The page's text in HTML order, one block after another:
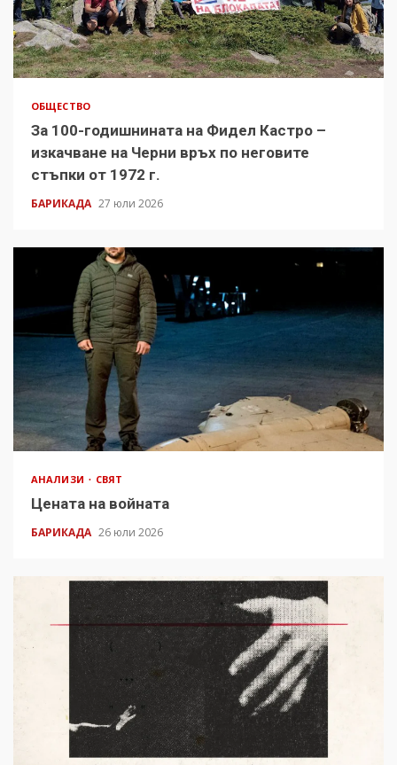
ОБЩЕСТВО
За 100-годишнината на Фидел Кастро –
изкачване на Черни връх по неговите
стъпки от 1972 г.
БАРИКАДА 27 юли 2026
АНАЛИЗИ СВЯТ
Цената на войната
БАРИКАДА 26 юли 2026